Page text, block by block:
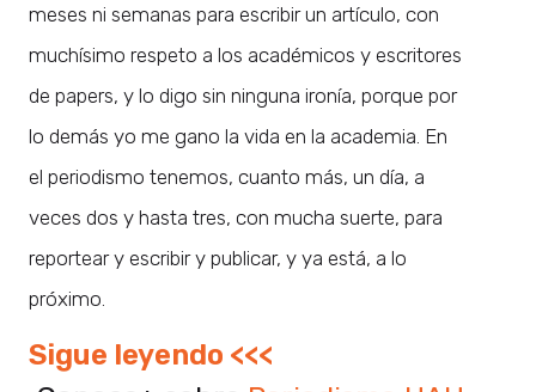
meses ni semanas para escribir un artículo, con
muchísimo respeto a los académicos y escritores
de papers, y lo digo sin ninguna ironía, porque por
lo demás yo me gano la vida en la academia. En
el periodismo tenemos, cuanto más, un día, a
veces dos y hasta tres, con mucha suerte, para
reportear y escribir y publicar, y ya está, a lo
próximo.
Sigue leyendo <<<